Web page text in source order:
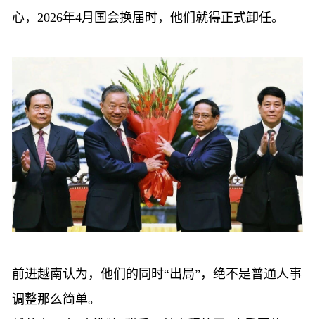
心， 2026年4月国会换届时，他们就得正式卸任。
前进越南认为，他们的同时“出局”，绝不是普通人事
调整那么简单。